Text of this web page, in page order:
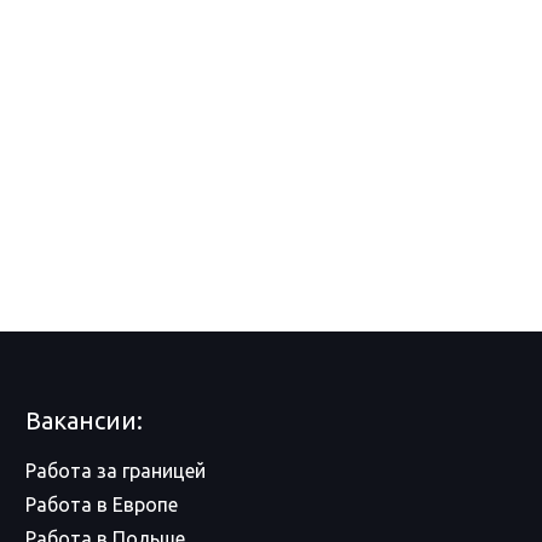
Вакансии:
Работа за границей
Работа в Европе